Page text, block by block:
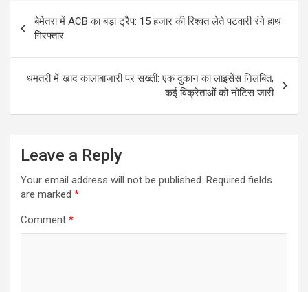
Post
navigation
बेमेतरा में ACB का बड़ा ट्रैप: 15 हजार की रिश्वत लेते पटवारी रंगे हाथ
गिरफ्तार
धमतरी में खाद कालाबाजारी पर सख्ती: एक दुकान का लाइसेंस निलंबित,
कई विक्रेताओं को नोटिस जारी
Leave a Reply
Your email address will not be published. Required fields
are marked *
Comment *